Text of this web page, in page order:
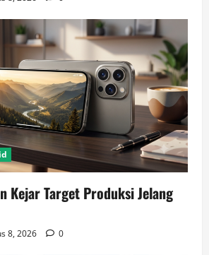
Kejar Target Produksi Jelang
8, 2026 0